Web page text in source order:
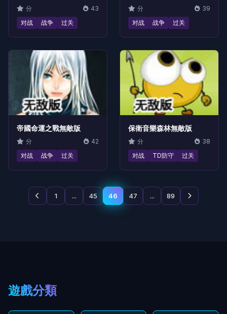
分
43
对战
战争 过关
分
39
对战
战争 过关
帝國命運之戰無敵版
分
42
对战
战争 过关
保衛音樂森林無敵版
分
38
对战
TD防守 过关
1 ... 45 46 47 ... 89
遊戲分類